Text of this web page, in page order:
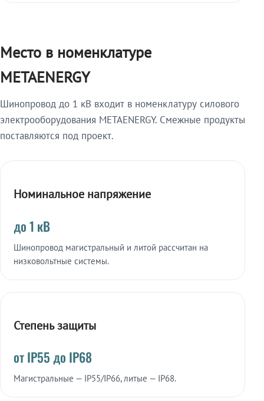
Место в номенклатуре
METAENERGY
Шинопровод до 1 кВ входит в номенклатуру силового
электрооборудования METAENERGY. Смежные продукты
поставляются под проект.
Номинальное напряжение
до 1 кВ
Шинопровод магистральный и литой рассчитан на
низковольтные системы.
Степень защиты
от IP55 до IP68
Магистральные — IP55/IP66, литые — IP68.